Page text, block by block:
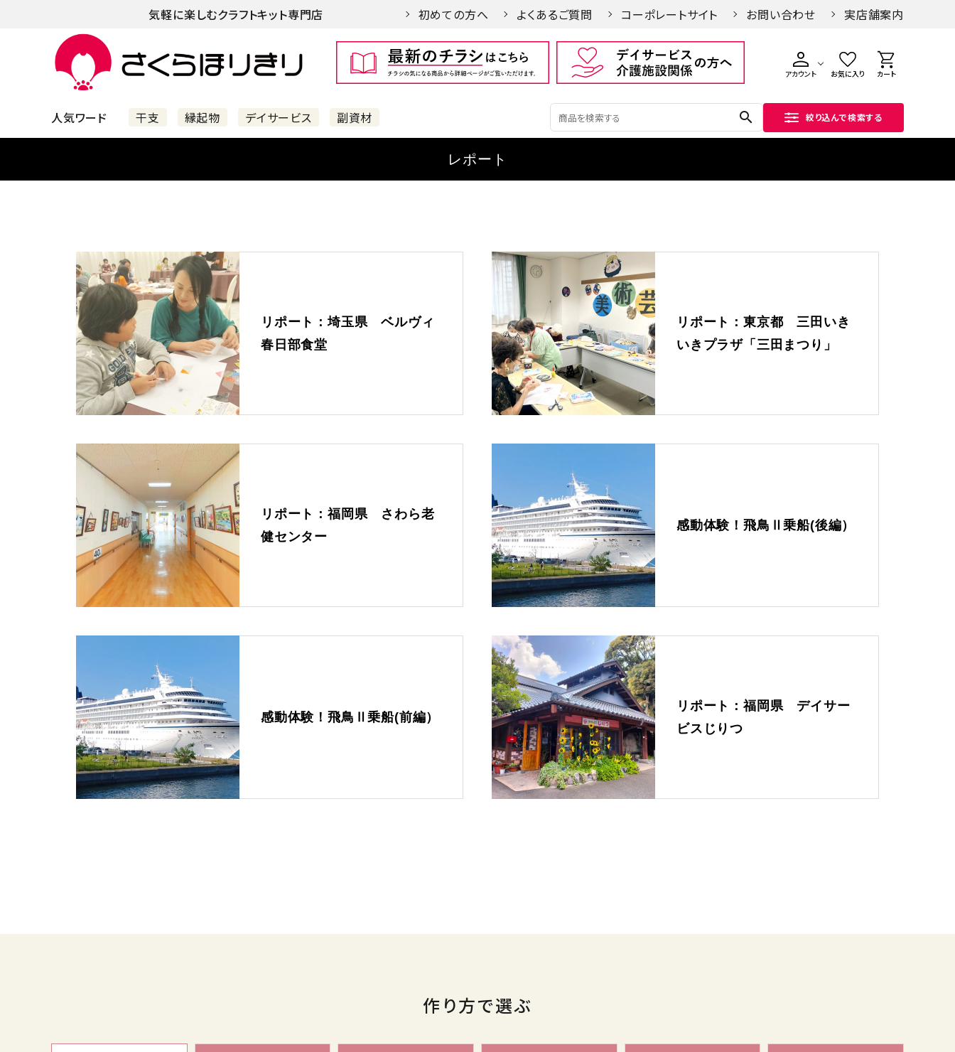
気軽に楽しむクラフトキット専門店 初めての方へ よくあるご質問 コーポレートサイト お問い合わせ 実店舗案内
アカウント お気に入り カート
人気ワード 干支 縁起物 デイサービス 副資材 search 絞り込んで検索する
こいのぼりの魅力。起源から色
の意味まで深堀り
端午の節句の準備をもっと手軽
に、もっと楽しく。
は？
最近の記事
娘の結婚式にきめこみパッチワ
ークを贈りました。
母の日を特別な一日に！苔のテ
ラリウムで感謝を伝えよう
ネモネ）
家族みんなで手作りのひな祭り
押絵をお店で体験、気に入りま
難易度で選ぶ
シリーズで選ぶ
さくらほりきりの商品について
シーンで選ぶ
診断チャート
レビューを見る
初めての方へ
ショッピングガイド
よくあるご質問
レポート
リポート：埼玉県 ベルヴィ
春日部食堂
リポート：東京都 三田いき
いきプラザ「三田まつり」
リポート：福岡県 さわら老
健センター
感動体験！飛鳥Ⅱ乗船(後編）
感動体験！飛鳥Ⅱ乗船(前編）
リポート：福岡県 デイサー
ビスじりつ
作り方で選ぶ